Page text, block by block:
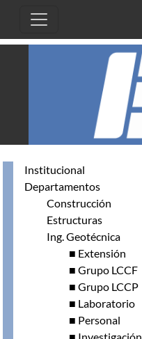
Institucional
Departamentos
Construcción
Estructuras
Ing. Geotécnica
■ Extensión
■ Grupo LCCF
■ Grupo LCCP
■ Laboratorio
■ Personal